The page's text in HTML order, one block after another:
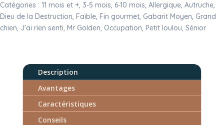
Catégories : 11 mois et +, 3-5 mois, 6-10 mois, Allergique, Autruche,
Dieu de la Destruction, Faible, Fin gourmet, Gabarit Moyen, Grand
chien, J'ai rien senti, Mr Golden, Occupation, Petit loulou, Sénior
Description
Avantages
Caractéristiques
Conseils